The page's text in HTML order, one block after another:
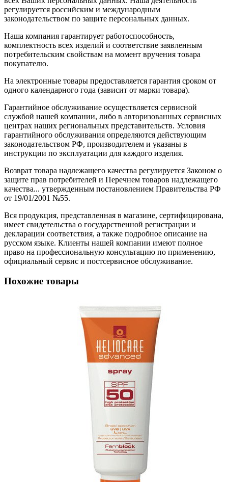
регулируется российским и международным
законодательством по защите персональных данных.
Наша компания гарантирует работоспособность,
комплектность всех изделий и соответствие заявленным
потребительским свойствам на момент вручения товара
покупателю.
На электронные товары предоставляется гарантия сроком от
одного календарного года (зависит от марки товара).
Гарантийное обслуживание осуществляется сервисной
службой нашей компании, либо в авторизованных сервисных
центрах наших региональных представительств. Условия
гарантийного обслуживания определяются действующим
законодательством РФ, производителем и указаны в
инструкции по эксплуатации для каждого изделия.
Возврат товара надлежащего качества регулируется Законом о
защите прав потребителей и Перечнем товаров надлежащего
качества... утвержденным постановлением Правительства РФ
от 19/01/2001 №55.
Вся продукция, представленная в магазине, сертифицирована,
имеет свидетельства о государственной регистрации и
декларации соответствия, а также подробное описание на
русском языке. Клиенты нашей компании имеют полное
право на профессиональную консультацию по применению,
официальный сервис и постсервисное обслуживание.
Похожие товары